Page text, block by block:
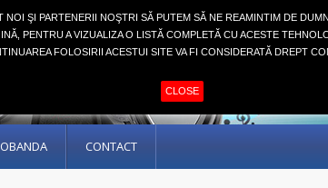
CONTACT
ŞI PARTENERII NOŞTRI SĂ PUTEM SĂ NE REAMINTIM DE
PENTRU A VIZUALIZA O LISTĂ COMPLETĂ CU ACESTE
FOLOSIRII ACESTUI SITE VA FI CONSIDERATĂ DREPT
CLOSE